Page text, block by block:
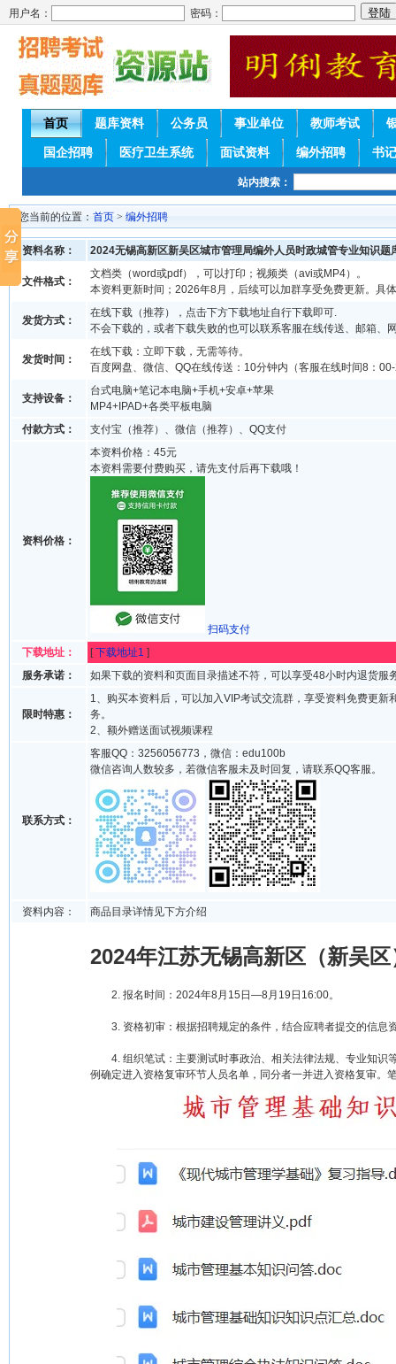
用户名： 密码：
首页 题库资料 公务员 事业单位 教师考试
国企招聘 医疗卫生系统 面试资料 编外招聘 书
站内搜索：
您当前的位置： 首页 > 编外招聘
资料名称： 2024无锡高新区新吴区城市管理局编外人员时政城管专业知识题
文件格式：
文档类（word或pdf），可以打印；视频类（avi或MP4）。
本资料更新时间；2026年8月，后续可以加群享受免费更新。具
发货方式：
在线下载（推荐），点击下方下载地址自行下载即可.
不会下载的，或者下载失败的也可以联系客服在线传送、邮箱、
发货时间：
在线下载：立即下载，无需等待。
百度网盘、微信、QQ在线传送：10分钟内（客服在线时间8：
支持设备：
台式电脑+笔记本电脑+手机+安卓+苹果
MP4+IPAD+各类平板电脑
付款方式：
支付宝（推荐）、微信（推荐）、QQ支付
资料价格：
本资料价格：45元
本资料需要付费购买，请先支付后再下载哦！
扫码支付
下载地址：
[下载地址1 ]
服务承诺：
如果下载的资料和页面目录描述不符，可以享受48小时内退货服
限时特惠：
1、购买本资料后，可以加入VIP考试交流群，享受资料免费更新
务。
2、额外赠送面试视频课程
联系方式：
客服QQ：3256056773，微信：edu100b
微信咨询人数较多，若微信客服未及时回复，请联系QQ客服。
资料内容： 商品目录详情见下方介绍
2024年江苏无锡高新区（新吴
2. 报名时间：2024年8月15日—8月19日16:00。
3. 资格初审：根据招聘规定的条件，结合应聘者提交的信息
4. 组织笔试：主要测试时事政治、相关法律法规、专业知识
例确定进入资格复审环节人员名单，同分者一并进入资格复审